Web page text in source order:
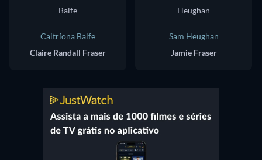
Caitríona Balfe
Claire Randall Fraser
Sam Heughan
Jamie Fraser